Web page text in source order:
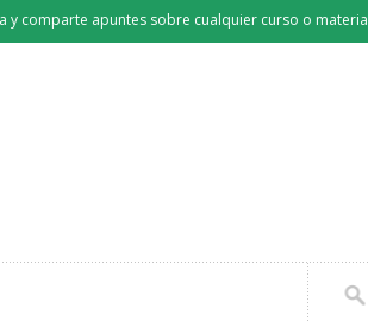
y comparte apuntes sobre cualquier curso o materia